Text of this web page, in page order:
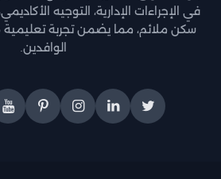
في الإجراءات الإدارية، التوجيه
سكن ملائم، مما يضمن تجربة
الوافدين.